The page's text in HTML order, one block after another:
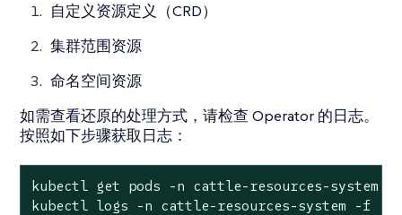
自定义资源定义（CRD）
集群范围资源
命名空间资源
如需查看还原的处理方式，请检查 Operator 的日志。
按照如下步骤获取日志：
kubectl get pods -n cattle-resources-system
kubectl
logs -n cattle-resources-system -f